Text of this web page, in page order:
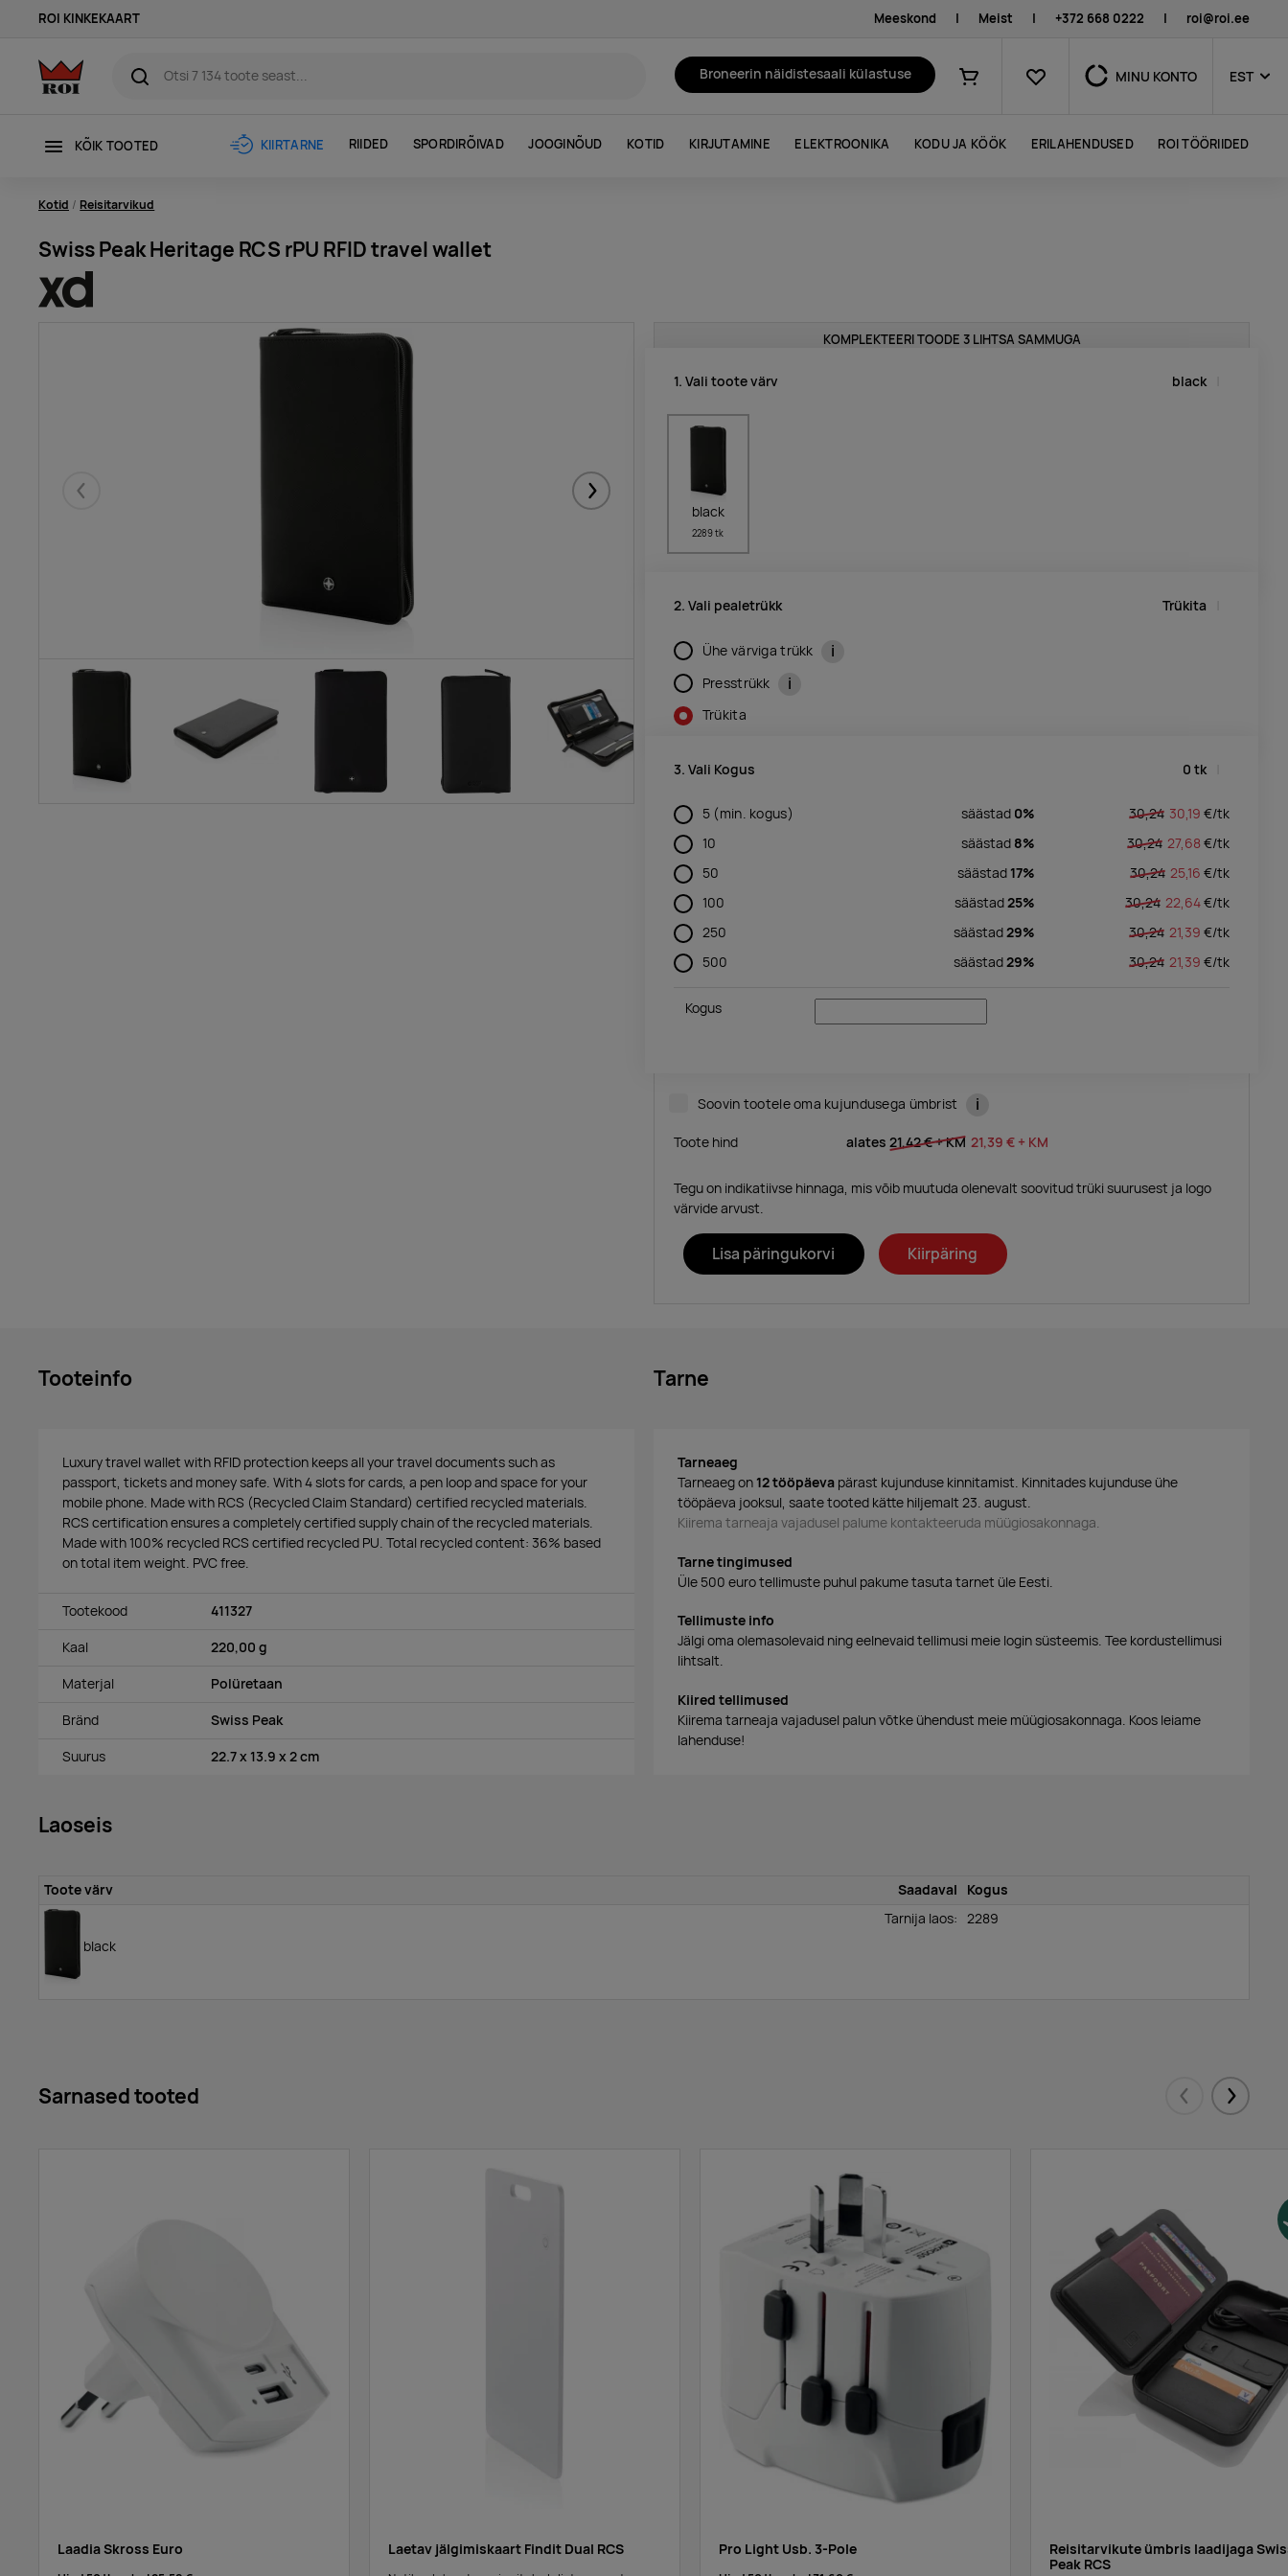
ROI KINKEKAART Meeskond | Meist | +372 668 0222 | roi@roi.ee
Broneerin näidistesaali külastuse
Ostukorv
Lemmikud MINU KONTO EST
KÕIK TOOTED KIIRTARNE RIIDED SPORDIRÕIVAD JOOGINÕUD KOTID KIRJUTAMINE ELEKTROONIKA KODU JA KÖÖK ERILAHENDUSED ROI TÖÖRIIDED
Kotid Reisitarvikud
Swiss Peak Heritage RCS rPU RFID travel wallet
Eelmised Järgmised
KOMPLEKTEERI TOODE 3 LIHTSA SAMMUGA
1. Vali toote värv black
black
2289 tk
2. Vali pealetrükk Trükita
Ühe värviga trükk i
Presstrükk i
Trükita
3. Vali Kogus 0 tk
5 (min. kogus) säästad 0% 30,24 30,19 €/tk
10
säästad 8% 30,24 27,68 €/tk
50
säästad 17% 30,24 25,16 €/tk
100
säästad25% 30,24 22,64€/tk
250
säästad29% 30,24 21,39 €/tk
500
säästad29% 30,24 21,39 €/tk
Kogus
Soovin tootele oma kujundusega ümbrist i
Toote hind alates 21,42 €+ KM 21,39 € + KM
Tegu on indikatiivse hinnaga, mis võib muutuda olenevalt soovitud trüki suurusest ja logo
värvide arvust.
Lisa päringukorvi Kiirpäring
Tooteinfo
Luxury travel wallet with RFID protection keeps all your travel documents such as
passport, tickets and money safe. With 4 slots for cards, a pen loop and space for your
mobile phone. Made with RCS (Recycled Claim Standard) certified recycled materials.
RCS certification ensures a completely certified supply chain of the recycled materials.
Made with 100% recycled RCS certified recycled PU. Total recycled content: 36% based
on total item weight. PVC free.
Tootekood 411327
Kaal 220,00 g
Materjal Polüretaan
Bränd Swiss Peak
Suurus 22.7 x 13.9 x 2 cm
Tarne
Tarneaeg
Tarneaeg on 12 tööpäeva pärast kujunduse kinnitamist. Kinnitades kujunduse ühe
tööpäeva jooksul, saate tooted kätte hiljemalt 23. august.
Kiirema tarneaja vajadusel palume kontakteeruda müügiosakonnaga.
Tarne tingimused
Üle 500 euro tellimuste puhul pakume tasuta tarnet üle Eesti.
Tellimuste info
Jälgi oma olemasolevaid ning eelnevaid tellimusi meie login süsteemis. Tee kordustellimusi
lihtsalt.
Kiired tellimused
Kiirema tarneaja vajadusel palun võtke ühendust meie müügiosakonnaga. Koos leiame
lahenduse!
Laoseis
Toote värv Saadaval Kogus
black
Tarnija laos: 2289
Sarnased tooted Eelmised
Laadia Skross Euro Laetav jälgimiskaart Findit Dual RCS Pro Light Usb. 3-Pole
Reisitarvikute ümbris laadijaga
Peak RCS